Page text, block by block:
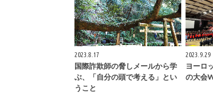
2023.8.17
国際詐欺師の脅しメールから学
ぶ、「自分の頭で考える」とい
うこと
2023.9.29
ヨーロ
の大会